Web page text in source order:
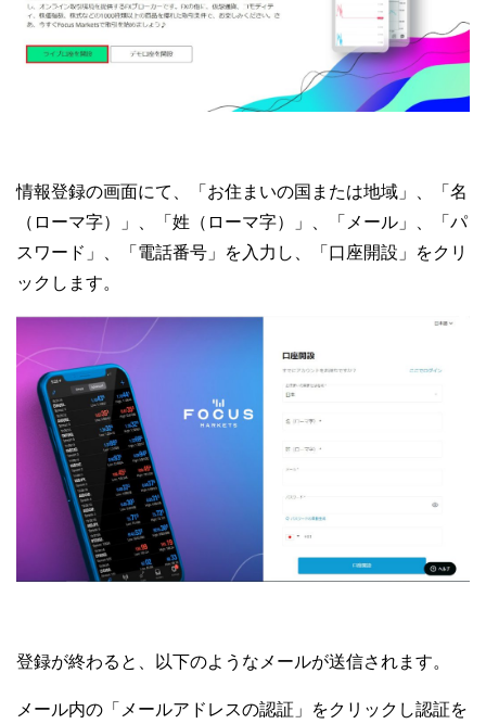
情報登録の画面にて、「お住まいの国または地域」、「名
（ローマ字）」、「姓（ローマ字）」、「メール」、「パ
スワード」、「電話番号」を入力し、「口座開設」をクリ
ックします。
登録が終わると、以下のようなメールが送信されます。
メール内の「メールアドレスの認証」をクリックし認証を